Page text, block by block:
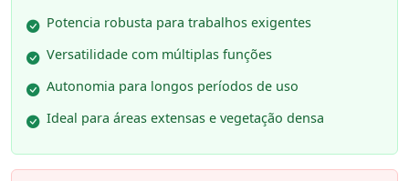
Potencia robusta para trabalhos exigentes
Versatilidade com múltiplas funções
Autonomia para longos períodos de uso
Ideal para áreas extensas e vegetação densa